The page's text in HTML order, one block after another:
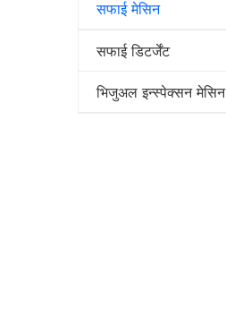
सफाई मेसिन
सफाई डिटर्जेंट
भिजुअल इन्स्पेक्सन मेसिन